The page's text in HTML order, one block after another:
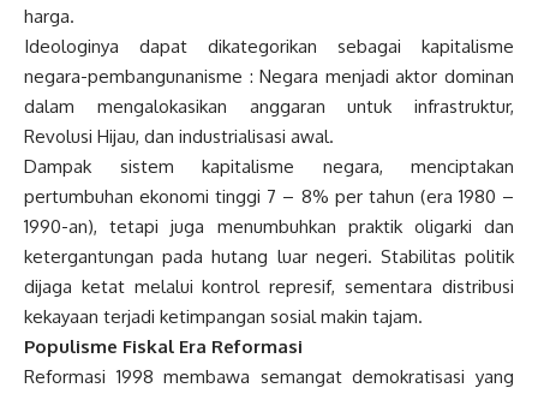
harga.
Ideologinya dapat dikategorikan sebagai kapitalisme
negara-pembangunanisme : Negara menjadi aktor dominan
dalam mengalokasikan anggaran untuk infrastruktur,
Revolusi Hijau, dan industrialisasi awal.
Dampak sistem kapitalisme negara, menciptakan
pertumbuhan ekonomi tinggi 7 – 8% per tahun (era 1980 –
1990-an), tetapi juga menumbuhkan praktik oligarki dan
ketergantungan pada hutang luar negeri. Stabilitas politik
dijaga ketat melalui kontrol represif, sementara distribusi
kekayaan terjadi ketimpangan sosial makin tajam.
Populisme Fiskal Era Reformasi
Reformasi 1998 membawa semangat demokratisasi yang